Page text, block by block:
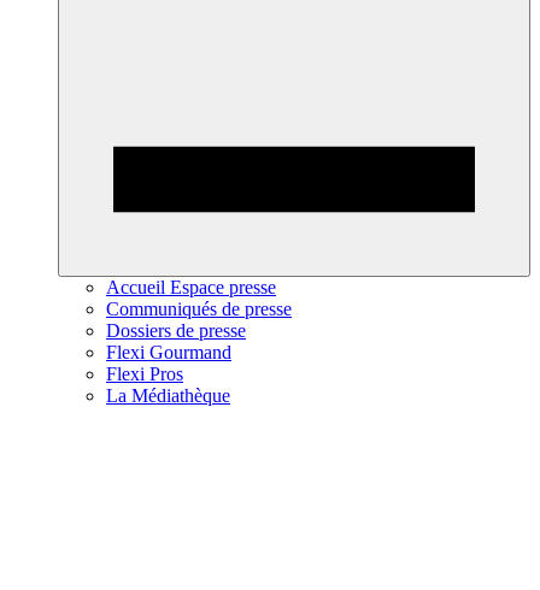
Accueil Espace presse
Communiqués de presse
Dossiers de presse
Flexi Gourmand
Flexi Pros
La Médiathèque